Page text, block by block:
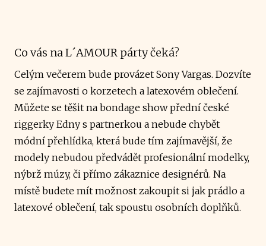
Co vás na L´AMOUR párty čeká?
Celým večerem bude provázet Sony Vargas. Dozvíte
se zajímavosti o korzetech a latexovém oblečení.
Můžete se těšit na bondage show přední české
riggerky Edny s partnerkou a nebude chybět
módní přehlídka, která bude tím zajímavější, že
modely nebudou předvádět profesionální modelky,
nýbrž múzy, či přímo zákaznice designérů. Na
místě budete mít možnost zakoupit si jak prádlo a
latexové oblečení, tak spoustu osobních doplňků.